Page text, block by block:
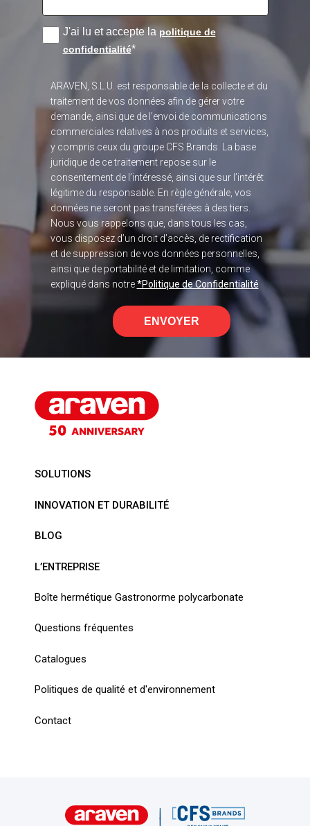
J'ai lu et accepte la politique de
confidentialité*
ARAVEN, S.L.U. est responsable de la collecte et du
traitement de vos données afin de gérer votre
demande, ainsi que de l’envoi de communications
commerciales relatives à nos produits et services,
y compris ceux du groupe CFS Brands. La base
juridique de ce traitement repose sur le
consentement de l’intéressé, ainsi que sur l’intérêt
légitime du responsable. En règle générale, vos
données ne seront pas transférées à des tiers.
Nous vous rappelons que, dans tous les cas,
vous disposez d’un droit d’accès, de rectification
et de suppression de vos données personnelles,
ainsi que de portabilité et de limitation, comme
expliqué dans notre*Politique de Confidentialité
ENVOYER
SOLUTIONS
INNOVATION ET DURABILITÉ
BLOG
L’ENTREPRISE
Boîte hermétique Gastronorme polycarbonate
Questions fréquentes
Catalogues
Politiques de qualité et d'environnement
Contact